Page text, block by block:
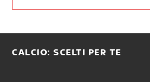
CALCIO: SCELTI PER TE